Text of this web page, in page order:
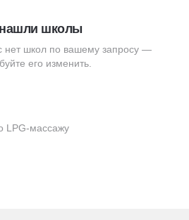
LPG-массажу
школы
нет школ по вашему запросу —
его изменить.